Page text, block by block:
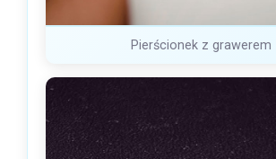
Pierścionek z grawerem